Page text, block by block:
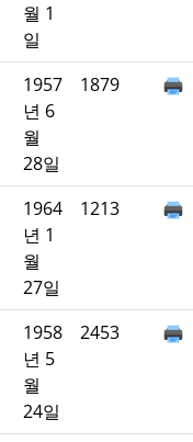
월 1
일
1957
년 6
월
28일
1879
1964
년 1
월
27일
1213
1958
년 5
월
24일
2453